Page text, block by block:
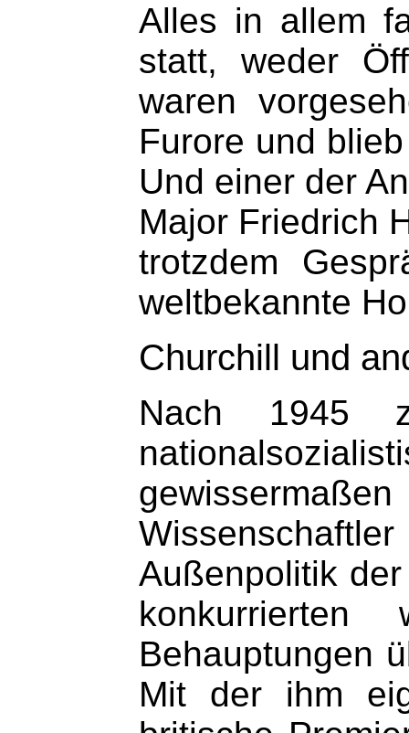
Alles in allem
statt, weder
waren
Furore und
Und einer der
Major Friedrich
trotzdem
weltbekannte
Churchill und
Nach 1945
Außenpolitik
Behauptungen
Mit der ihm